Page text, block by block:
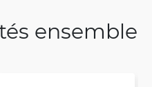
ensemble